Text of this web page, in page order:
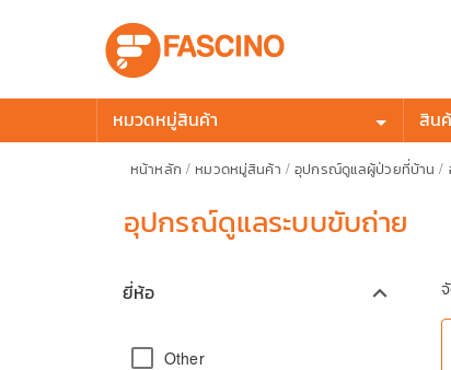
หมวดหมู่สินค้า สิน
หน้าหลัก / หมวดหมู่สินค้า /อุปกรณ์ดูแลผู้ป่วยที่บ้าน/
อุปกรณ์ดูแลระบบขับถ่าย
ยี่ห้อ keyboard_arrow_up
Other